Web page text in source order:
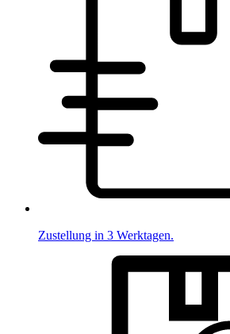
Zustellung in 3 Werktagen.